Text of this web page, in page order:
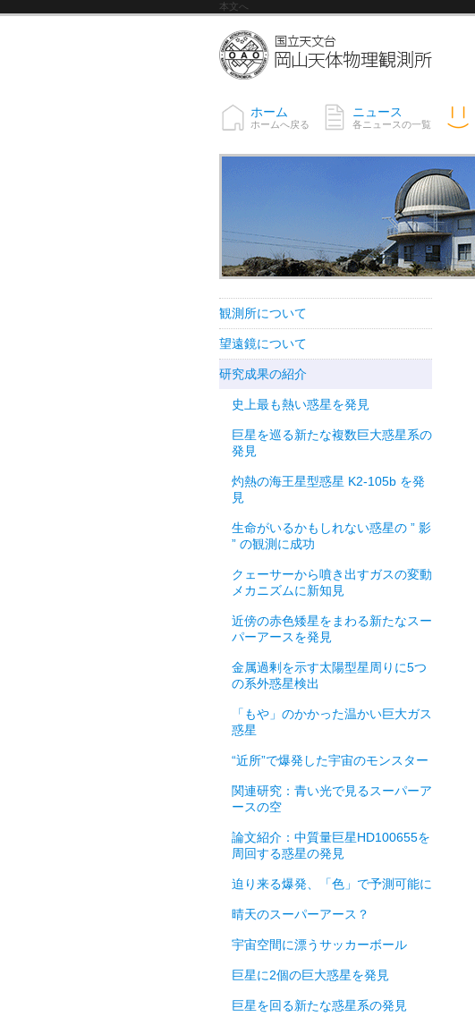
本文へ
ホーム
ホームへ戻る
ニュース
各ニュースの一覧
観測所について
望遠鏡について
研究成果の紹介
史上最も熱い惑星を発見
巨星を巡る新たな複数巨大惑星系の
発見
灼熱の海王星型惑星 K2-105b を発
見
生命がいるかもしれない惑星の ” 影
” の観測に成功
クェーサーから噴き出すガスの変動
メカニズムに新知見
近傍の赤色矮星をまわる新たなスー
パーアースを発見
金属過剰を示す太陽型星周りに5つ
の系外惑星検出
「もや」のかかった温かい巨大ガス
惑星
“近所”で爆発した宇宙のモンスター
関連研究：青い光で見るスーパーア
ースの空
論文紹介：中質量巨星HD100655を
周回する惑星の発見
迫り来る爆発、「色」で予測可能に
晴天のスーパーアース？
宇宙空間に漂うサッカーボール
巨星に2個の巨大惑星を発見
巨星を回る新たな惑星系の発見